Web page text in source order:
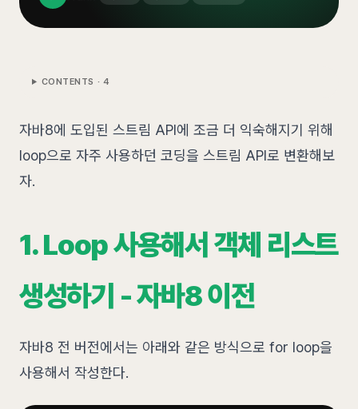
CONTENTS · 4
자바8에 도입된 스트림 API에 조금 더 익숙해지기 위해
loop으로 자주 사용하던 코딩을 스트림 API로 변환해보
자.
1. Loop 사용해서 객체 리스트
생성하기 - 자바8 이전
자바8 전 버전에서는 아래와 같은 방식으로 for loop을
사용해서 작성한다.